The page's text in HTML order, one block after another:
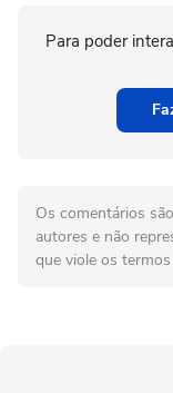
Para poder
Os comentários
autores e não
que viole os